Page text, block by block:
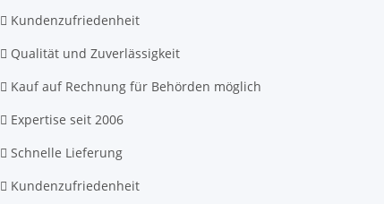
Kundenzufriedenheit
Qualität und Zuverlässigkeit
Kauf auf Rechnung für Behörden möglich
Expertise seit 2006
Schnelle Lieferung
Kundenzufriedenheit